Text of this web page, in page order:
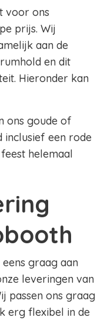
voor ons
prijs. Wij
aan de
en dit
Hieronder kan
ons goude of
inclusief een rode
helemaal
graag aan
leveringen van
passen ons graag
erg flexibel in de